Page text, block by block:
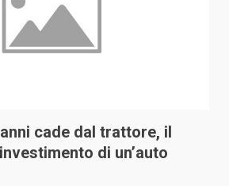
cade dal trattore, il
di un’auto